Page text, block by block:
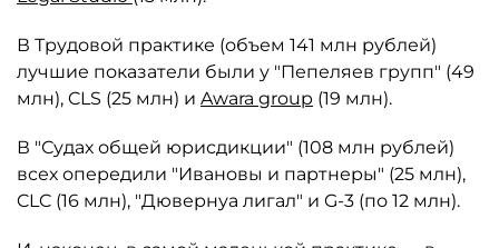
В Трудовой практике (объем 141 млн рублей)
лучшие показатели были у "Пепеляев групп" (49
млн), CLS (25 млн) и Awara group (19 млн).
В "Судах общей юрисдикции" (108 млн рублей)
всех опередили "Ивановы и партнеры" (25 млн),
CLC (16 млн), "Дювернуа лигал" и G-3 (по 12 млн).